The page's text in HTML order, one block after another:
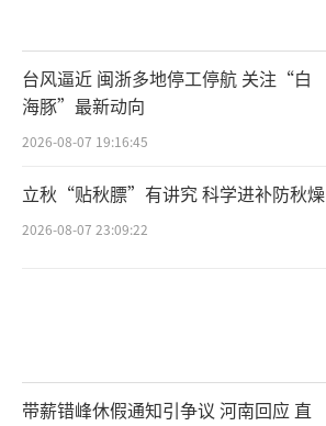
台风逼近 闽浙多地停工停航 关注“白
海豚”最新动向
2026-08-07 19:16:45
立秋“贴秋膘”有讲究 科学进补防秋燥
2026-08-07 23:09:22
带薪错峰休假通知引争议 河南回应 直